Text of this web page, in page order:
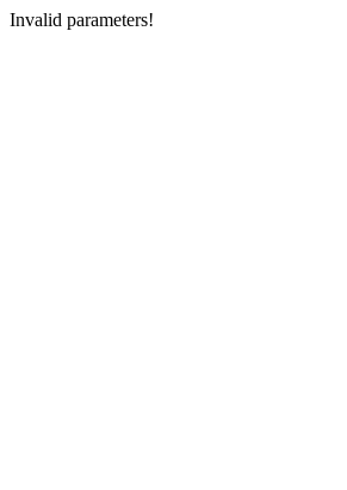
Invalid parameters!